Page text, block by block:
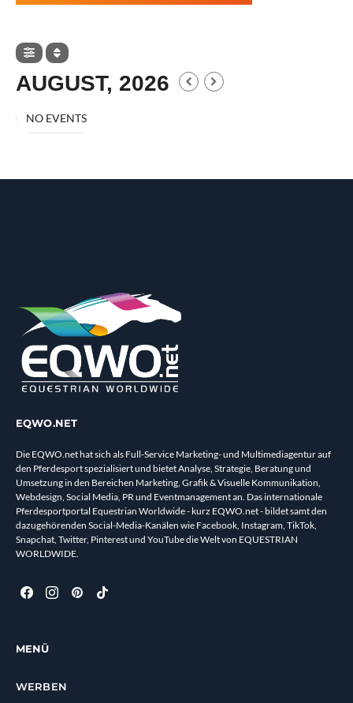
AUGUST, 2026
NO EVENTS
EQWO.NET
Die EQWO.net hat sich als Full-Service Marketing- und Multimediagentur auf
den Pferdesport spezialisiert und bietet Analyse, Strategie, Beratung und
Umsetzung in den Bereichen Marketing, Grafik & Visuelle Kommunikation,
Webdesign, Social Media, PR und Eventmanagement an. Das internationale
Pferdesportportal Equestrian Worldwide - kurz EQWO.net - bildet samt den
dazugehörenden Social-Media-Kanälen wie Facebook, Instagram, TikTok,
Snapchat, Twitter, Pinterest und YouTube die Welt von EQUESTRIAN
WORLDWIDE.
MENÜ
WERBEN